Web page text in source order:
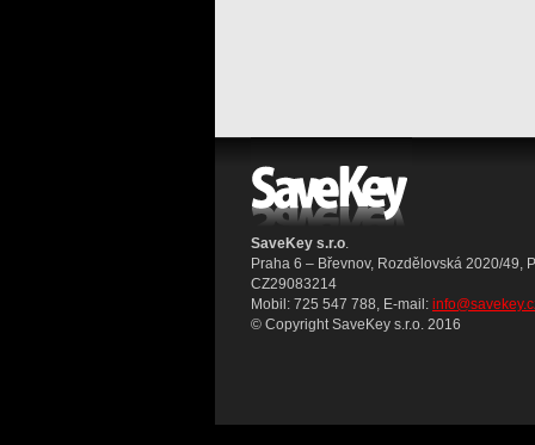
SaveKey s.r.o
Praha 6 – Břevnov, Rozdělovská 2020/49,
CZ29083214
Mobil: 725 547 788, E-mail:
© Copyright SaveKey s.r.o. 2016